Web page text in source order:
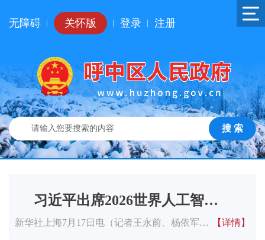
无障碍 关怀版 登录 注册
搜 索
习近平出席2026世界人工智能大会暨人工智能全球治理高级别会议开幕式并发表主旨讲话
新华社上海7月17日电（记者王永前、杨依军）7月17日上午，国家主席习近平在上海世界会客厅出席2026世界人工智能大会暨人工智能全球治理高级别会议开幕式并发表主旨讲话。黄浦江畔，潮启新澜。世界会客厅内嘉宾云集。... 【详情】
中共中央政治局召开会议 决定召开二十届五中全会 分析研究当前经济形势和经济工作 中共中央总书记习近平主持会议
中共中央政治局召开会议决定召开二十届五中全会分析研究当前经济形势和经济工作中共中央总书记习近平主持会议新华社北京7月30日电中共中央政治局7月30日召开会议，决定今年10月在北京召开中国共产党第二十届中央委员... 【详情】
李强主持召开国务院常务会议 听取对服务业扩能提质和“六张网”规划建设督查情况汇报等
李强主持召开国务院常务会议听取对服务业扩能提质和“六张网”规划建设督查情况汇报审议通过《知识产权保护和运用“十五五”规划》研究优化社会保障体系有关工作听取2025年度中央预算执行和其他财政收支审计查出问题... 【详情】
习近平出席2026世界人工智能大会暨人工智能全球治理高级别会议开幕式并发表主旨讲话
新华社上海7月17日电（记者王永前、杨依军）7月17日上午，国家主席习近平在上海世界会客厅出席2026世界人工智能大会暨人工智能全球治理高级别会议开幕式并发表主旨讲话。黄浦江畔，潮启新澜。世界会客厅内嘉宾云集。... 【详情】